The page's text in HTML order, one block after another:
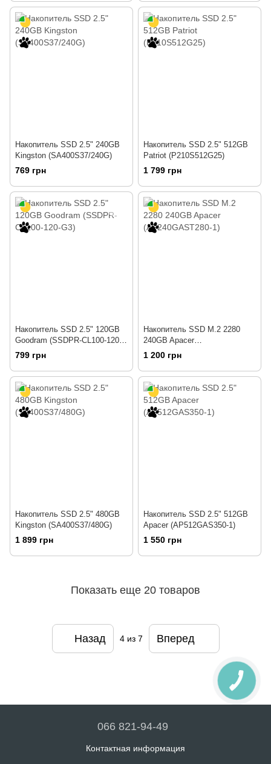
Накопитель SSD 2.5" 240GB
Kingston (SA400S37/240G)
769 грн
Накопитель SSD 2.5" 512GB
Patriot (P210S512G25)
1 799 грн
Накопитель SSD 2.5" 120GB
Goodram (SSDPR-CL100-120-
G3)
799 грн
Накопитель SSD M.2 2280
240GB Apacer
(AP240GAST280-1)
1 200 грн
Накопитель SSD 2.5" 480GB
Kingston (SA400S37/480G)
1 899 грн
Накопитель SSD 2.5" 512GB
Apacer (AP512GAS350-1)
1 550 грн
Показать еще 20 товаров
Назад 4из 7 Вперед
066 821-94-49
Контактная информация